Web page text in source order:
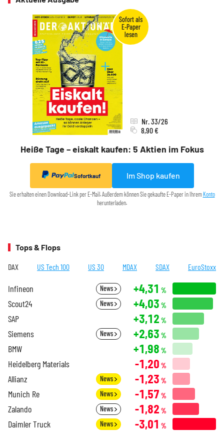
Heiße Tage – eiskalt kaufen: 5 Aktien im Fokus
Nr. 33/26
8,90 €
Sofortkauf Im Shop kaufen
Sie erhalten einen Download-Link per E-Mail. Außerdem können Sie gekaufte E-Paper in Ihrem Konto
herunterladen.
Tops & Flops
DAX US Tech 100 US 30 MDAX SDAX EuroStoxx
Infineon News +4,31 %
Scout24 News +4,03 %
SAP +3,12 %
Siemens News +2,63 %
BMW +1,98 %
Heidelberg Materials -1,20 %
Allianz News -1,23 %
Munich Re News -1,57 %
Zalando News -1,82 %
Daimler Truck News -3,01 %